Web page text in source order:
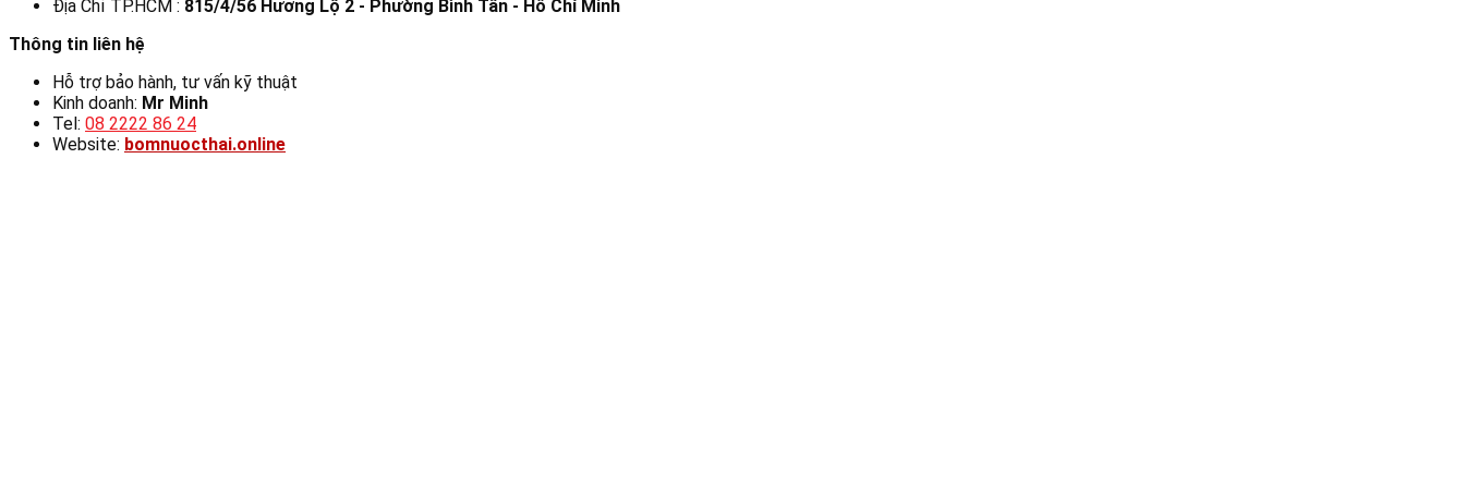
Địa Chỉ TP.HCM : 815/4/56 Hương Lộ 2 - Phường Bình Tân - Hồ Chí Minh
Thông tin liên hệ
Hỗ trợ bảo hành, tư vấn kỹ thuật
Kinh doanh: Mr Minh
Tel: 08 2222 86 24
Website: bomnuocthai.online